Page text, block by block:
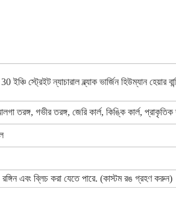
স্ট্রেইট ন্যাচারাল ব্ল্যাক ভার্জিন হিউম্যান হেয়ার
তরঙ্গ, গভীর তরঙ্গ, জেরি কার্ল, কিঙ্কি কার্ল, প্রাকৃতিক
এবং ব্লিচ করা যেতে পারে. (কাস্টম রঙ গ্রহণ করুন)